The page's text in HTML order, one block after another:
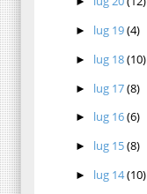
► lug 19(4)
► lug 18(10)
► lug 17(8)
► lug 16(6)
► lug 15(8)
► lug 14(10)